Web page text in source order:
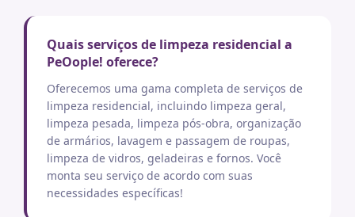
Quais serviços de limpeza residencial a
PeOople! oferece?
Oferecemos uma gama completa de serviços de
limpeza residencial, incluindo limpeza geral,
limpeza pesada, limpeza pós-obra, organização
de armários, lavagem e passagem de roupas,
limpeza de vidros, geladeiras e fornos. Você
monta seu serviço de acordo com suas
necessidades específicas!